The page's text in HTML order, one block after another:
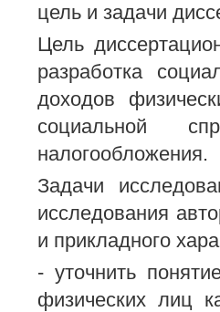
цель и задачи
Цель
разработка
доходов
социальной
налогообложения.
Задачи
исследования
и прикладного
- уточнить
физических лиц